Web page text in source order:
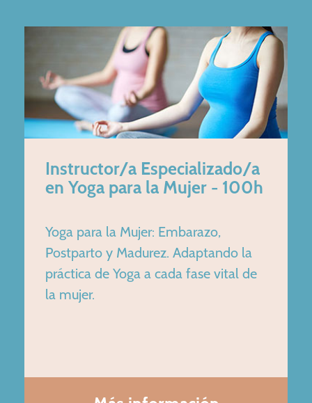
Instructor/a Especializado/a
en Yoga para la Mujer - 100h
Yoga para la Mujer: Embarazo,
Postparto y Madurez. Adaptando la
práctica de Yoga a cada fase vital de
la mujer.